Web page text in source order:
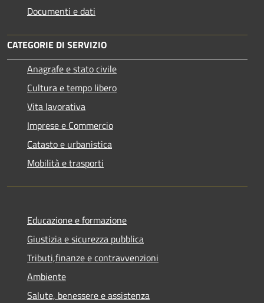
Documenti e dati
CATEGORIE DI SERVIZIO
Anagrafe e stato civile
Cultura e tempo libero
Vita lavorativa
Imprese e Commercio
Catasto e urbanistica
Mobilità e trasporti
Educazione e formazione
Giustizia e sicurezza pubblica
Tributi,finanze e contravvenzioni
Ambiente
Salute, benessere e assistenza